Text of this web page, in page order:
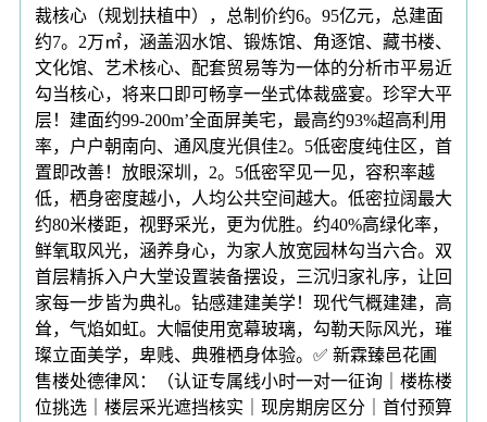
裁核心（规划扶植中），总制价约6。95亿元，总建面
约7。2万㎡，涵盖泅水馆、锻炼馆、角逐馆、藏书楼、
文化馆、艺术核心、配套贸易等为一体的分析市平易近
勾当核心，将来口即可畅享一坐式体裁盛宴。珍罕大平
层！建面约99-200m’全面屏美宅，最高约93%超高利用
率，户户朝南向、通风度光俱佳2。5低密度纯住区，首
置即改善！放眼深圳，2。5低密罕见一见，容积率越
低，栖身密度越小，人均公共空间越大。低密拉阔最大
约80米楼距，视野采光，更为优胜。约40%高绿化率，
鲜氧取风光，涵养身心，为家人放宽园林勾当六合。双
首层精拆入户大堂设置装备摆设，三沉归家礼序，让回
家每一步皆为典礼。钻感建建美学！现代气概建建，高
耸，气焰如虹。大幅使用宽幕玻璃，勾勒天际风光，璀
璨立面美学，卑贱、典雅栖身体验。✅ 新霖臻邑花圃
售楼处德律风：（认证专属线小时一对一征询｜楼栋楼
位挑选｜楼层采光遮挡核实｜现房期房区分｜首付预算